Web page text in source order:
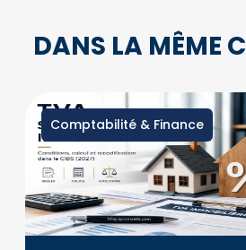
DANS LA MÊME
Comptabilité & Finance